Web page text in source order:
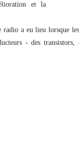
et la
a eu lieu lorsque
- des transistors,